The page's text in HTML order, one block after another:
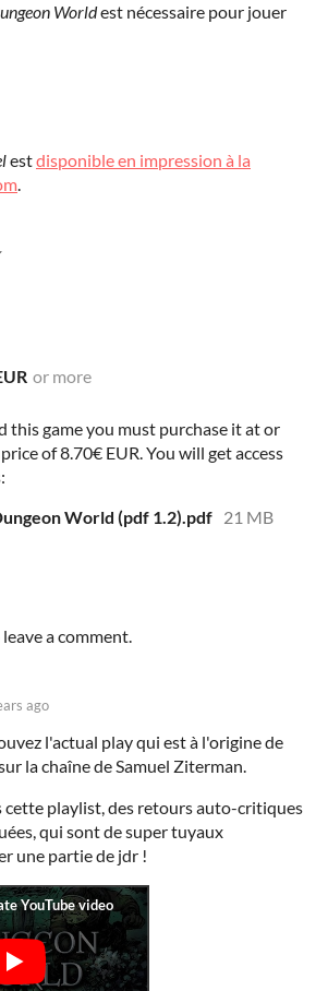
Worldest nécessaire pour jouer
estdisponible en impression à la
.
or more
this game you must purchase it at or
of 8.70€ EUR. You will get access
World (pdf 1.2).pdf 21 MB
a comment.
ago
l'actual play qui est à l'origine de
la chaîne de Samuel Ziterman.
cette playlist, des retours auto-critiques
qui sont de super tuyaux
une partie de jdr !